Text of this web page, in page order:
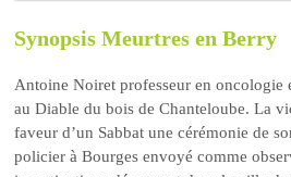
Synopsis Meurtres en Berry
Antoine Noiret professeur en oncologie
au Diable du bois de Chanteloube. La
faveur d’un Sabbat une cérémonie de
policier à Bourges envoyé comme